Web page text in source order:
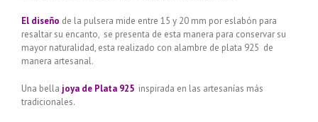
El diseño de la pulsera mide entre 15 y 20 mm por eslabón para
resaltar su encanto, se presenta de esta manera para conservar su
mayor naturalidad, esta realizado con alambre de plata 925 de
manera artesanal.
Una bella joya de Plata 925 inspirada en las artesanías más
tradicionales.